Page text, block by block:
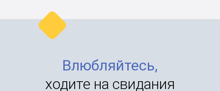
Влюбляйтесь,
ходите на свидания